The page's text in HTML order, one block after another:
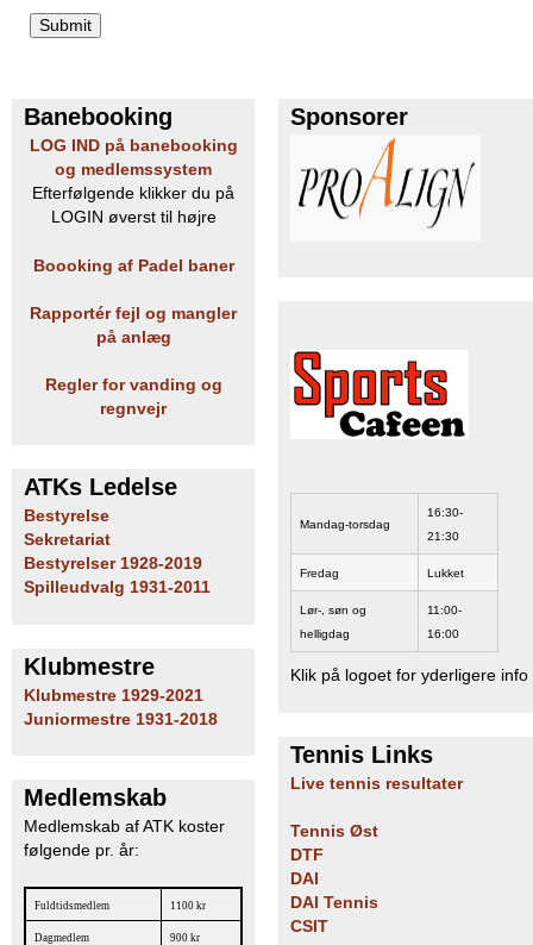
n
K
Banebooking
LOG IND på banebooking
og medlemssystem
Efterfølgende klikker du på
LOGIN øverst til højre
Boooking af Padel baner
Rapportér fejl og mangler
på anlæg
Regler for vanding og
regnvejr
ATKs Ledelse
Bestyrelse
Sekretariat
Bestyrelser 1928-2019
Spilleudvalg 1931-2011
Klubmestre
Klubmestre 1929-2021
Juniormestre 1931-2018
Medlemskab
Medlemskab af ATK koster
følgende pr. år:
Fuldtidsmedlem 1100 kr
Dagmedlem 900 kr
Sponsorer
Mandag-torsdag
16:30-
21:30
Fredag Lukket
Lør-, søn og
helligdag
11:00-
16:00
Klik på logoet for yderligere info
Tennis Links
Live tennis resultater
Tennis Øst
DTF
DAI
DAI Tennis
CSIT